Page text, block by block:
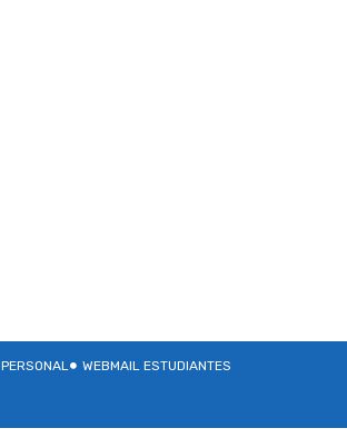
WEBMAIL ESTUDIANTES